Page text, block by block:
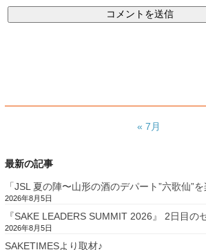
« 7月
最新の記事
「JSL 夏の陣〜山形の酒のデパート”六歌仙”
2026年8月5日
『SAKE LEADERS SUMMIT 2026』 2日目の
2026年8月5日
SAKETIMESより取材♪